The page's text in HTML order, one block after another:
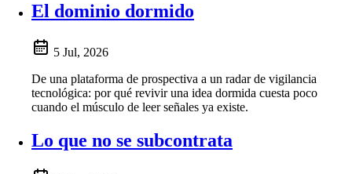
El dominio dormido
5 Jul, 2026
De una plataforma de prospectiva a un radar de vigilancia
tecnológica: por qué revivir una idea dormida cuesta poco
cuando el músculo de leer señales ya existe.
Lo que no se subcontrata